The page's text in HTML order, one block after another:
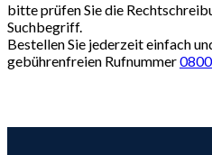
bitte prüfen Sie die
Suchbegriff.
Bestellen Sie jederzeit einfach
gebührenfreien Rufnummer